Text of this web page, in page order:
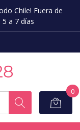
Chile! Fuera de
a 7 días
0